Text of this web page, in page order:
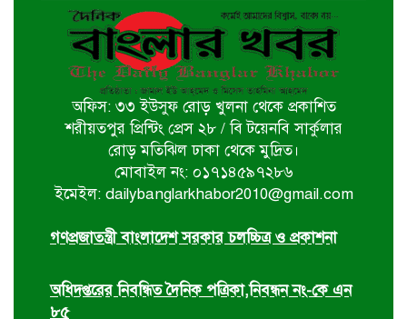
মির্জা ফখরুলই হচ্ছেন পরবর্তী রাষ্ট্রপতি
একগুচ্ছ উন্নয়ন প্রকল্প ও পুনর্বাসন
কার্যক্রম পরিদর্শন করলেন প্রধানমন্ত্রী
ও সমাজসেবা কর্মকর্তার অপসারণ দাবি
অফিস: ৩৩ ইউসুফ রোড় খুলনা থেকে প্রকাশিত
শরীয়তপুর প্রিন্টিং প্রেস ২৮ / বি টয়েনবি সার্কুলার
রোড় মতিঝিল ঢাকা থেকে মুদ্রিত।
মোবাইল নং: ০১৭১৪৫৯৭২৮৬
ইমেইল: dailybanglarkhabor2010@gmail.com
গণপ্রজাতন্ত্রী বাংলাদেশ সরকার চলচ্চিত্র ও প্রকাশনা
অধিদপ্তরের নিবন্ধিত দৈনিক পত্রিকা,নিবন্ধন নং-কে এন
৮৫